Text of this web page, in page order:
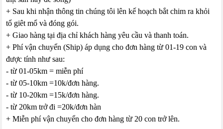
+ Sau khi nhận thông tin chúng tôi lên kế hoạch bắt chim ra khỏi
tổ giêt mổ và đóng gói.
+ Giao hàng tại địa chỉ khách hàng yêu cầu và thanh toán.
+ Phí vận chuyển (Ship) áp dụng cho đơn hàng từ 01-19 con và
được tính như sau:
- từ 01-05km = miễn phí
- từ 05-10km =10k/đơn hàng.
- từ 10-20km =15k/đơn hàng.
- từ 20km trở đi =20k/đơn hàn
+ Miễn phí vận chuyển cho đơn hàng từ 20 con trở lên.